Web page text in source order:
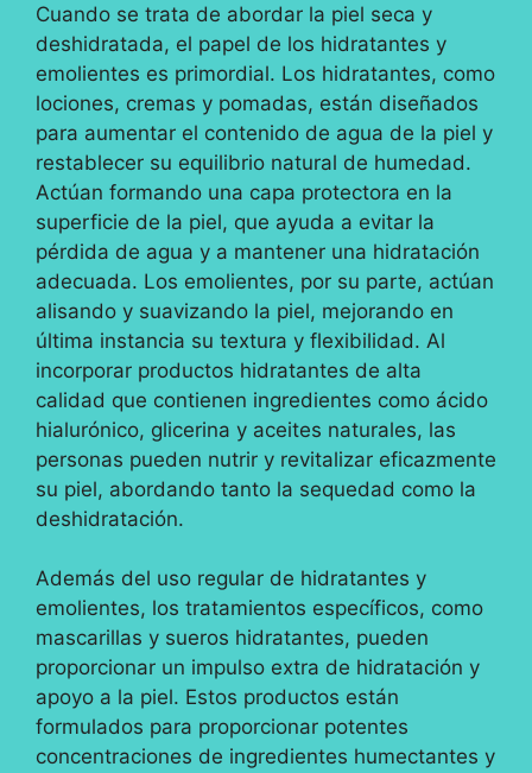
Cuando se trata de abordar la piel seca y
deshidratada, el papel de los hidratantes y
emolientes es primordial. Los hidratantes, como
lociones, cremas y pomadas, están diseñados
para aumentar el contenido de agua de la piel y
restablecer su equilibrio natural de humedad.
Actúan formando una capa protectora en la
superficie de la piel, que ayuda a evitar la
pérdida de agua y a mantener una hidratación
adecuada. Los emolientes, por su parte, actúan
alisando y suavizando la piel, mejorando en
última instancia su textura y flexibilidad. Al
incorporar productos hidratantes de alta
calidad que contienen ingredientes como ácido
hialurónico, glicerina y aceites naturales, las
personas pueden nutrir y revitalizar eficazmente
su piel, abordando tanto la sequedad como la
deshidratación.
Además del uso regular de hidratantes y
emolientes, los tratamientos específicos, como
mascarillas y sueros hidratantes, pueden
proporcionar un impulso extra de hidratación y
apoyo a la piel. Estos productos están
formulados para proporcionar potentes
concentraciones de ingredientes humectantes y